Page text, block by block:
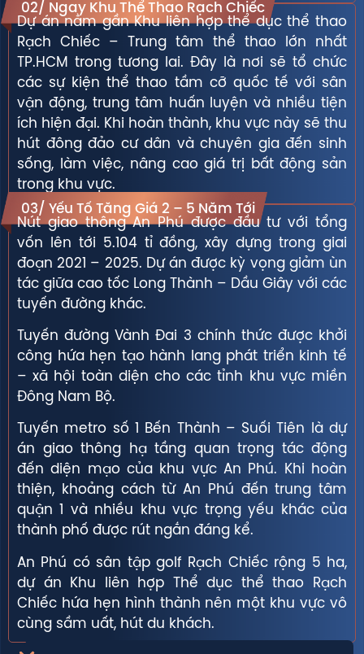
02/ Ngay Khu Thể Thao Rạch Chiếc
Dự án nằm gần Khu liên hợp thể dục thể thao
Rạch Chiếc – Trung tâm thể thao lớn nhất
TP.HCM trong tương lai. Đây là nơi sẽ tổ chức
các sự kiện thể thao tầm cỡ quốc tế với sân
vận động, trung tâm huấn luyện và nhiều tiện
ích hiện đại. Khi hoàn thành, khu vực này sẽ thu
hút đông đảo cư dân và chuyên gia đến sinh
sống, làm việc, nâng cao giá trị bất động sản
trong khu vực.
03/ Yếu Tố Tăng Giá 2 – 5 Năm Tới
Nút giao thông An Phú được đầu tư với tổng
vốn lên tới 5.104 tỉ đồng, xây dựng trong giai
đoạn 2021 – 2025. Dự án được kỳ vọng giảm ùn
tác giữa cao tốc Long Thành – Dầu Giây với các
tuyến đường khác.
Tuyến đường Vành Đai 3 chính thức được khởi
công hứa hẹn tạo hành lang phát triển kinh tế
– xã hội toàn diện cho các tỉnh khu vực miền
Đông Nam Bộ.
Tuyến metro số 1 Bến Thành – Suối Tiên là dự
án giao thông hạ tầng quan trọng tác động
đến diện mạo của khu vực An Phú. Khi hoàn
thiện, khoảng cách từ An Phú đến trung tâm
quận 1 và nhiều khu vực trọng yếu khác của
thành phố được rút ngắn đáng kể.
An Phú có sân tập golf Rạch Chiếc rộng 5 ha,
dự án Khu liên hợp Thể dục thể thao Rạch
Chiếc hứa hẹn hình thành nên một khu vực vô
cùng sầm uất, hút du khách.